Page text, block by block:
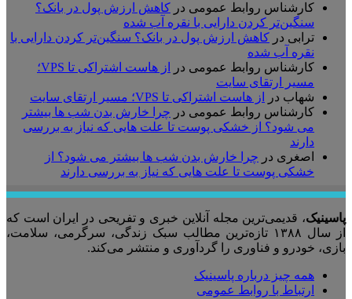
کارشناس روابط عمومی در کاهش ارزش پول در بانک؟
سنگین‌تر کردن دارایی با نقره آب شده
ترابی در کاهش ارزش پول در بانک؟ سنگین‌تر کردن دارایی با
نقره آب شده
کارشناس روابط عمومی در
از هاست اشتراکی تا VPS؛
مسیر ارتقای سایت
شهاب در
از هاست اشتراکی تا VPS؛ مسیر ارتقای سایت
کارشناس روابط عمومی در چرا خارش بدن شب ها بیشتر
می شود؟ از خشکی پوست تا علت هایی که نیاز به بررسی
دارند
اصغری در چرا خارش بدن شب ها بیشتر می شود؟ از
خشکی پوست تا علت هایی که نیاز به بررسی دارند
پاسینیک، قدیمی‌ترین مجله آنلاین خبری و تفریحی در ایران است که
از سال ۱۳۸۸ تازه‌ترین مطالب سبک زندگی، سرگرمی، سلامت،
بازی، خودرو و فناوری را گردآوری و منتشر می‌کند.
همه چیز درباره پاسینیک
ارتباط با روابط عمومی